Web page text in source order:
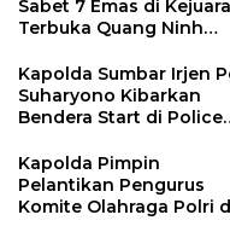
Sabet 7 Emas di
Terbuka Quang Ninh
Kapolda Sumbar Irjen
Suharyono Kibarkan
Bendera Start di Police
Kapolda Pimpin
Pelantikan Pengurus
Komite Olahraga Polri